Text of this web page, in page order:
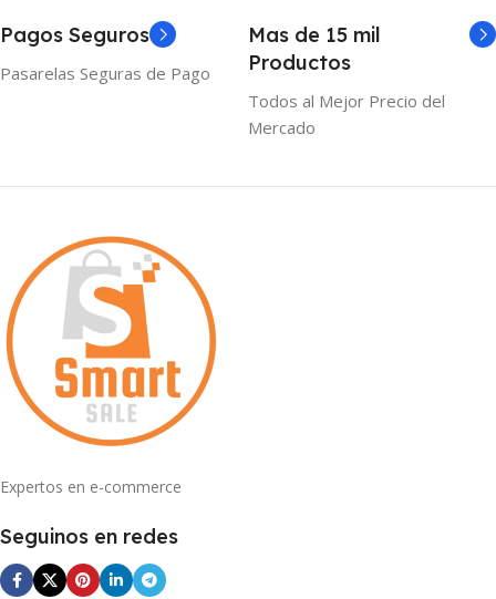
Pagos Seguros
Pasarelas Seguras de Pago
Mas de 15 mil
Productos
Todos al Mejor Precio del
Mercado
Expertos en e-commerce
Seguinos en redes